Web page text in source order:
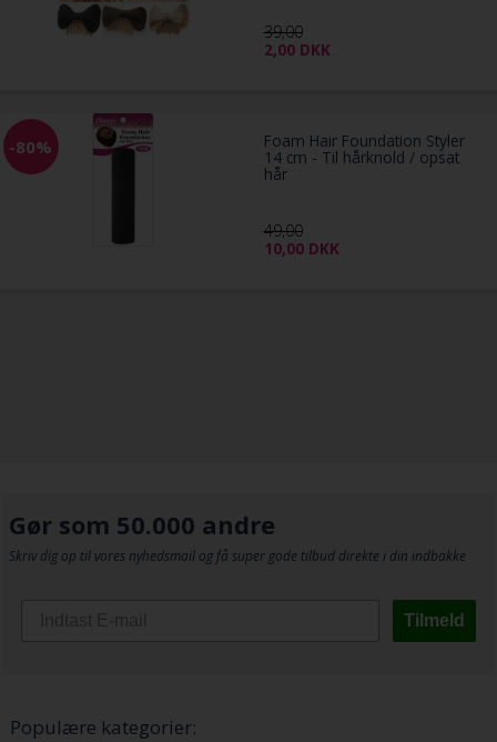
39,00
2,00 DKK
-80% Foam Hair Foundation Styler
14 cm - Til hårknold / opsat
hår
49,00
10,00 DKK
Gør som 50.000 andre
Skriv dig op til vores nyhedsmail og få super gode tilbud direkte i din indbakke
Tilmeld
Populære kategorier: